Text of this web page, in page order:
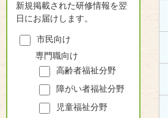
新規掲載された研修情報を翌
日にお届けします。
市民向け
専門職向け
高齢者福祉分野
障がい者福祉分野
児童福祉分野